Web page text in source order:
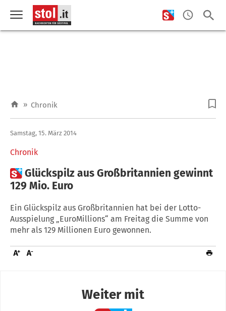
» Chronik
Chronik
Samstag, 15. März 2014
Glückspilz aus Großbritannien gewinnt
129 Mio. Euro
Ein Glückspilz aus Großbritannien hat bei der Lotto-
Ausspielung „EuroMillions“ am Freitag die Summe von
mehr als 129 Millionen Euro gewonnen.